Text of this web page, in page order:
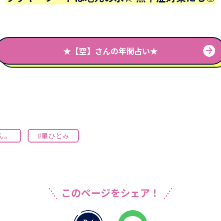
★【空】さんの年間占い★
#星ひとみ
このページをシェア！